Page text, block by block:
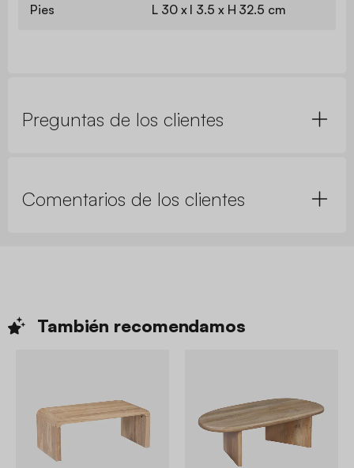
Pies L 30 x l 3.5 x H 32.5 cm
Preguntas de los clientes
Comentarios de los clientes
También recomendamos